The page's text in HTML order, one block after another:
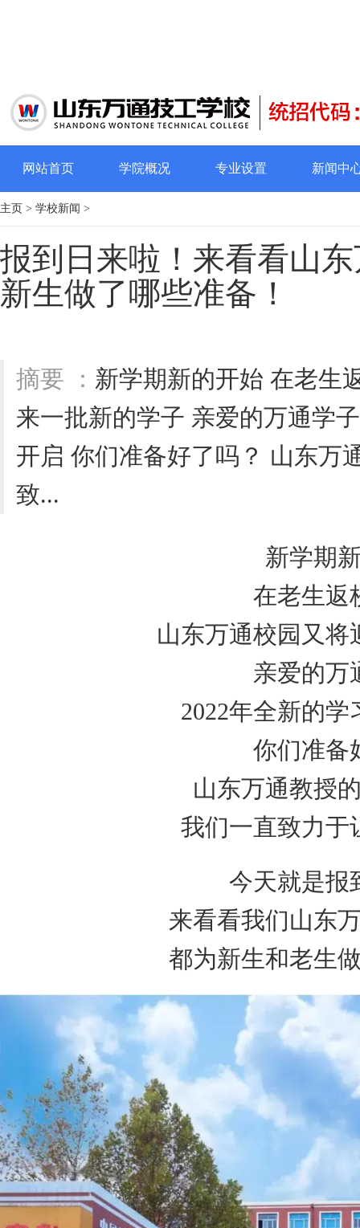
网站首页 学院概况 专业设置 新闻中
主页 > 学校新闻 >
报到日来啦！来看看山
新生做了哪些准备！
摘要 ： 新学期新的开始 在老生
来一批新的学子 亲爱的万通学
开启 你们准备好了吗？ 山东万
致...
新学期
在老生返
山东万通校园又将
亲爱的万
2022年全新的
你们准备
山东万通教授
我们一直致力于
今天就是报
来看看我们山东
都为新生和老生